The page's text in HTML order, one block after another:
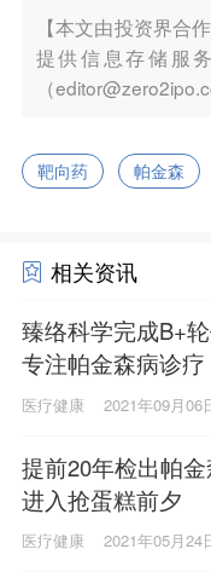
【本文由投资界合
提供信息存储服
（
靶向药 帕金森
相关资讯
臻络科学完成B+
专注帕金森病诊疗
医疗健康 2021年09月06
提前20年检出帕
进入抢蛋糕前夕
医疗健康 2021年05月24